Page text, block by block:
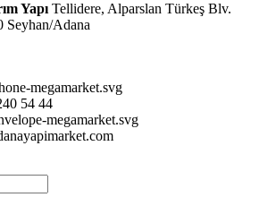
Yapı Tellidere, Alparslan Türkeş Blv.
Seyhan/Adana
54 44